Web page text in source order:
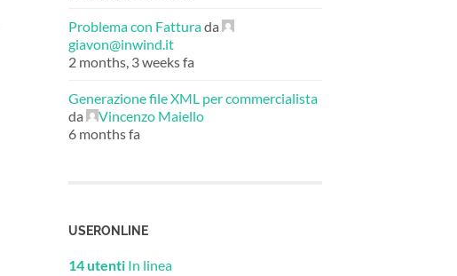
Problema con Fatturada
giavon@inwind.it
2 months, 3 weeks fa
Generazione file XML per commercialista
da
Vincenzo Maiello
6 months fa
USERONLINE
14 utenti In linea